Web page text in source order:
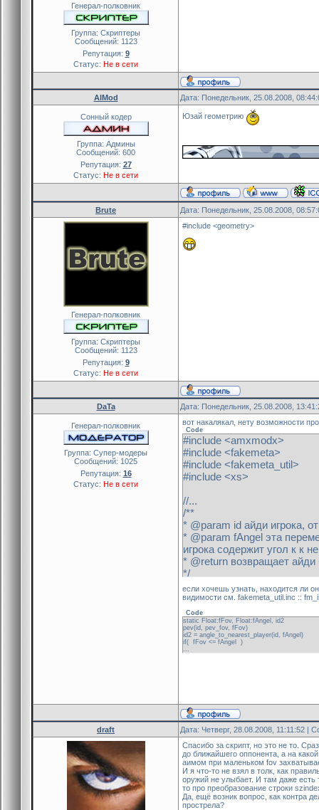
Генерал-полковник
Группа: Скриптеры
Сообщений: 1123
Репутация: 9
Статус: Не в сети
AlMod Дата: Понедельник, 25.08.2008,
Сонный кодер
Группа: Админы
Сообщений: 600
Репутация: 27
Статус: Не в сети
Юзай геометрию
Brute Дата: Понедельник, 25.08.2008,
Генерал-полковник
Группа: Скриптеры
Сообщений: 1123
Репутация: 9
Статус: Не в сети
#include <geometry>
DaTa Дата: Понедельник, 25.08.2008,
Генерал-полковник
Группа: Cупер-модеры
Сообщений: 1025
Репутация: 16
Статус: Не в сети
вот накалякал, нету возможности
Code
#include <amxmodx>
#include <fakemeta>
#include <fakemeta_util>
#include <xs>
//...
/**
* @param id айди игрока,
* @param fAngel эта
игрока содержит угол к к
* @return возвращает
*/
stock
{
//ищем ближайшего
static ePlayer, Float:fDist,
//iTeam =
ePlayer = 0
for(i = 1; i <=
{
if( i == id ||
continue
pev(i, pev_origin, vOrigin2)
fCurDist =
если хочешь узнать, находится ли
видимости см. fakemeta_util.inc ::
Code
static Float:fFov, Float:fAngel, id2
pev(id, pev_fov, fFov)
id2 = angle_to_nearest_player(id, fAngel)
if( fFov <= fAngel )
draft Дата: Четверг, 28.08.2008, 11:11:52 |
Спасибо за скрипт, но это не то.
до ближайшего оппонента, а на
аимом при маленьком fov
И я что-то не взял в толк, как
оружий не улыбает. И там даже есть
то про преобразование строки
Да, ещё возник вопрос, как контра
прострела?